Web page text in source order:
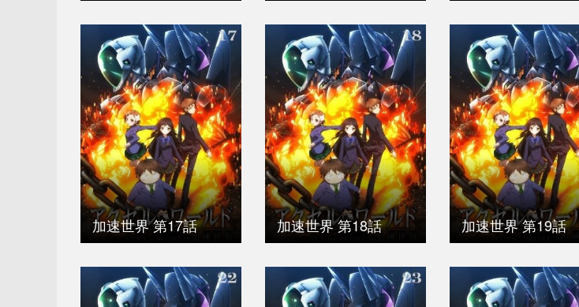
加速世界 第17話 加速世界 第18話 加速世界 第19話